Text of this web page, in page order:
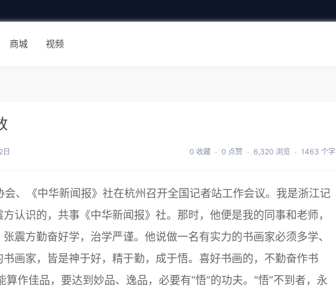
商城 视频
0 收藏 0 点赞 6,320 浏览 1463 个字
、《中华新闻报》社在杭州召开全国记者站工作会议。我是浙江记
认识的，共事《中华新闻报》社。那时，他便是我的同事和老师，
震方勤奋好学，治学严谨。他说做一名有实力的书画家必须多学、
画家，皆是神于好，精于勤，成于悟。喜好书画的，不勤奋作书
作佳品，要达到妙品、逸品，必要有“悟”的功夫。“悟”不到者，永